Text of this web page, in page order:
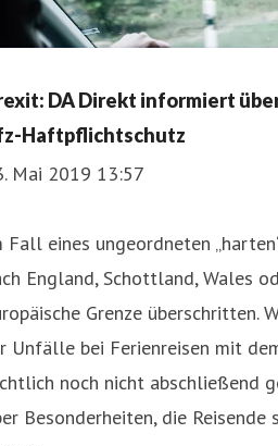
DA Direkt informiert
Haftpflichtschutz
Mai 2019 13:57
Fall eines ungeordneten
England, Schottland, Wales
Grenze überschritten.
Unfälle bei Ferienreisen mit
noch nicht abschließend
Besonderheiten, die